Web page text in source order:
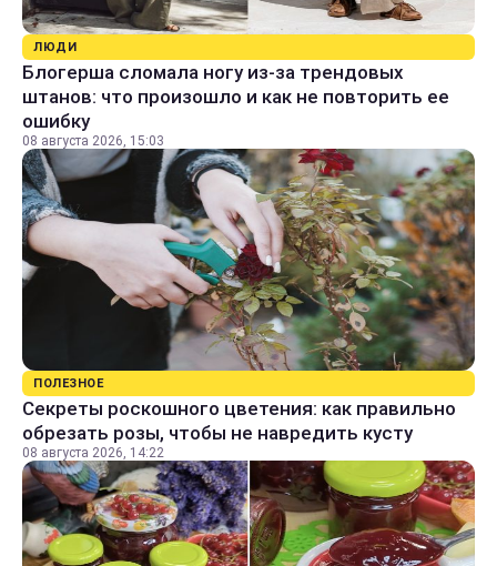
ЛЮДИ
Блогерша сломала ногу из-за трендовых
штанов: что произошло и как не повторить ее
ошибку
08 августа 2026, 15:03
ПОЛЕЗНОЕ
Секреты роскошного цветения: как правильно
обрезать розы, чтобы не навредить кусту
08 августа 2026, 14:22